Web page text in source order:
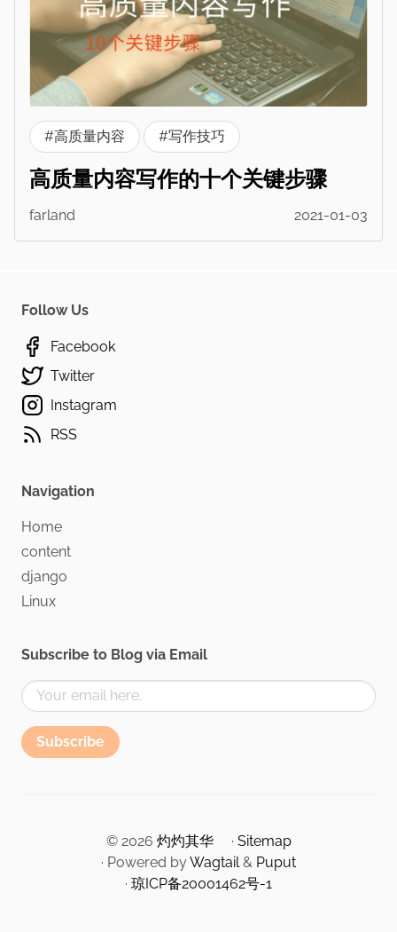
#高质量内容 #写作技巧
高质量内容写作的十个关键步骤
farland 2021-01-03
Follow Us
Facebook
Twitter
Instagram
RSS
Navigation
Home
content
django
Linux
Subscribe to Blog via Email
Subscribe
© 2026 灼灼其华 · Sitemap
· Powered byWagtail & Puput
· 琼ICP备20001462号-1